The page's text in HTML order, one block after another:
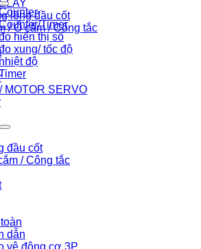
lồng đầu cốt
/ Ổ cắm / Công tắc
MOTOR SERVO
Timer
hiển thị số
xung/ tốc độ
độ
đầu cốt
/ Công tắc
dẫn
vệ động cơ 3P